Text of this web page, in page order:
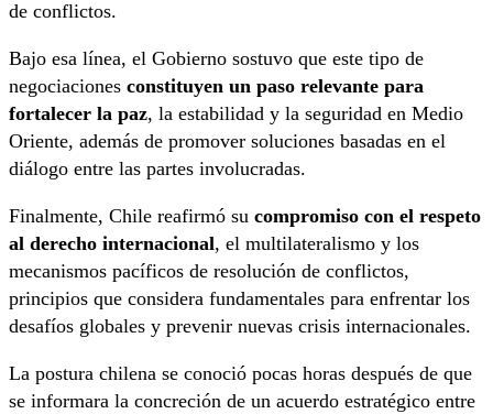
de conflictos.
Bajo esa línea, el Gobierno sostuvo que este tipo de
negociaciones constituyen un paso relevante para
fortalecer la paz, la estabilidad y la seguridad en Medio
Oriente, además de promover soluciones basadas en el
diálogo entre las partes involucradas.
Finalmente, Chile reafirmó su compromiso con el respeto
al derecho internacional, el multilateralismo y los
mecanismos pacíficos de resolución de conflictos,
principios que considera fundamentales para enfrentar los
desafíos globales y prevenir nuevas crisis internacionales.
La postura chilena se conoció pocas horas después de que
se informara la concreción de un acuerdo estratégico entre